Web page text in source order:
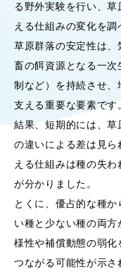
学
入
る野外実験を行い、
える仕組みの変化を調
草原群落の安定性は
畜の餌資源となる一
制など）を持続させ
支える重要な要素です
結果、短期的には、
の違いによる差は見
える仕組みは種の失
が分かりました。
とくに、優占的な種
い種と少ない種の両
様性や補償動態の弱化
つながる可能性が示さ